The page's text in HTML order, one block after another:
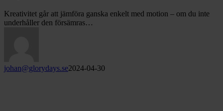
väcka
din
kreativitet
Kreativitet går att jämföra ganska enkelt med motion – om du inte
underhåller den försämras…
johan@glorydays.se2024-04-30